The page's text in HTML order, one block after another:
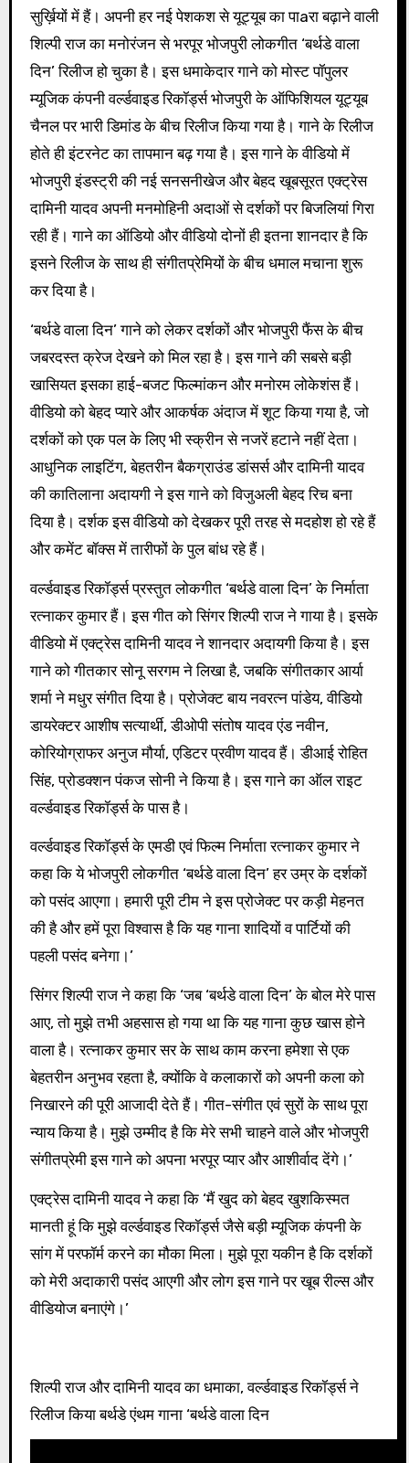
सुर्ख़ियों में हैं। अपनी हर नई पेशकश से यूट्यूब का पाaरा बढ़ाने वाली
शिल्पी राज का मनोरंजन से भरपूर भोजपुरी लोकगीत ‘बर्थडे वाला
दिन’ रिलीज हो चुका है। इस धमाकेदार गाने को मोस्ट पॉपुलर
म्यूजिक कंपनी वर्ल्डवाइड रिकॉर्ड्स भोजपुरी के ऑफिशियल यूट्यूब
चैनल पर भारी डिमांड के बीच रिलीज किया गया है। गाने के रिलीज
होते ही इंटरनेट का तापमान बढ़ गया है। इस गाने के वीडियो में
भोजपुरी इंडस्ट्री की नई सनसनीखेज और बेहद खूबसूरत एक्ट्रेस
दामिनी यादव अपनी मनमोहिनी अदाओं से दर्शकों पर बिजलियां गिरा
रही हैं। गाने का ऑडियो और वीडियो दोनों ही इतना शानदार है कि
इसने रिलीज के साथ ही संगीतप्रेमियों के बीच धमाल मचाना शुरू
कर दिया है।
‘बर्थडे वाला दिन’ गाने को लेकर दर्शकों और भोजपुरी फैंस के बीच
जबरदस्त क्रेज देखने को मिल रहा है। इस गाने की सबसे बड़ी
खासियत इसका हाई-बजट फिल्मांकन और मनोरम लोकेशंस हैं।
वीडियो को बेहद प्यारे और आकर्षक अंदाज में शूट किया गया है, जो
दर्शकों को एक पल के लिए भी स्क्रीन से नजरें हटाने नहीं देता।
आधुनिक लाइटिंग, बेहतरीन बैकग्राउंड डांसर्स और दामिनी यादव
की कातिलाना अदायगी ने इस गाने को विजुअली बेहद रिच बना
दिया है। दर्शक इस वीडियो को देखकर पूरी तरह से मदहोश हो रहे हैं
और कमेंट बॉक्स में तारीफों के पुल बांध रहे हैं।
वर्ल्डवाइड रिकॉर्ड्स प्रस्तुत लोकगीत ‘बर्थडे वाला दिन’ के निर्माता
रत्नाकर कुमार हैं। इस गीत को सिंगर शिल्पी राज ने गाया है। इसके
वीडियो में एक्ट्रेस दामिनी यादव ने शानदार अदायगी किया है। इस
गाने को गीतकार सोनू सरगम ने लिखा है, जबकि संगीतकार आर्या
शर्मा ने मधुर संगीत दिया है। प्रोजेक्ट बाय नवरत्न पांडेय, वीडियो
डायरेक्टर आशीष सत्यार्थी, डीओपी संतोष यादव एंड नवीन,
कोरियोग्राफर अनुज मौर्या, एडिटर प्रवीण यादव हैं। डीआई रोहित
सिंह, प्रोडक्शन पंकज सोनी ने किया है। इस गाने का ऑल राइट
वर्ल्डवाइड रिकॉर्ड्स के पास है।
वर्ल्डवाइड रिकॉर्ड्स के एमडी एवं फिल्म निर्माता रत्नाकर कुमार ने
कहा कि ये भोजपुरी लोकगीत ‘बर्थडे वाला दिन’ हर उम्र के दर्शकों
को पसंद आएगा। हमारी पूरी टीम ने इस प्रोजेक्ट पर कड़ी मेहनत
की है और हमें पूरा विश्वास है कि यह गाना शादियों व पार्टियों की
पहली पसंद बनेगा।’
सिंगर शिल्पी राज ने कहा कि ‘जब ‘बर्थडे वाला दिन’ के बोल मेरे पास
आए, तो मुझे तभी अहसास हो गया था कि यह गाना कुछ खास होने
वाला है। रत्नाकर कुमार सर के साथ काम करना हमेशा से एक
बेहतरीन अनुभव रहता है, क्योंकि वे कलाकारों को अपनी कला को
निखारने की पूरी आजादी देते हैं। गीत-संगीत एवं सुरों के साथ पूरा
न्याय किया है। मुझे उम्मीद है कि मेरे सभी चाहने वाले और भोजपुरी
संगीतप्रेमी इस गाने को अपना भरपूर प्यार और आशीर्वाद देंगे।’
एक्ट्रेस दामिनी यादव ने कहा कि ‘मैं खुद को बेहद खुशकिस्मत
मानती हूं कि मुझे वर्ल्डवाइड रिकॉर्ड्स जैसे बड़ी म्यूजिक कंपनी के
सांग में परफॉर्म करने का मौका मिला। मुझे पूरा यकीन है कि दर्शकों
को मेरी अदाकारी पसंद आएगी और लोग इस गाने पर खूब रील्स और
वीडियोज बनाएंगे।’
शिल्पी राज और दामिनी यादव का धमाका, वर्ल्डवाइड रिकॉर्ड्स ने
रिलीज किया बर्थडे एंथम गाना ‘बर्थडे वाला दिन